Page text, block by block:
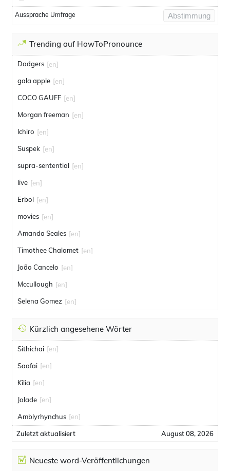
Aussprache Umfrage Abstimmung
Trending auf HowToPronounce
Dodgers [en]
gala apple [en]
COCO GAUFF [en]
Morgan freeman [en]
Ichiro [en]
Suspek [en]
supra-sentential [en]
live [en]
Erbol [en]
movies [en]
Amanda Seales [en]
Timothee Chalamet [en]
João Cancelo [en]
Mccullough [en]
Selena Gomez [en]
Kürzlich angesehene Wörter
Sithichai [en]
Saofai [en]
Kilia [en]
Jolade [en]
Amblyrhynchus [en]
Zuletzt aktualisiert August 08, 2026
Neueste word-Veröffentlichungen